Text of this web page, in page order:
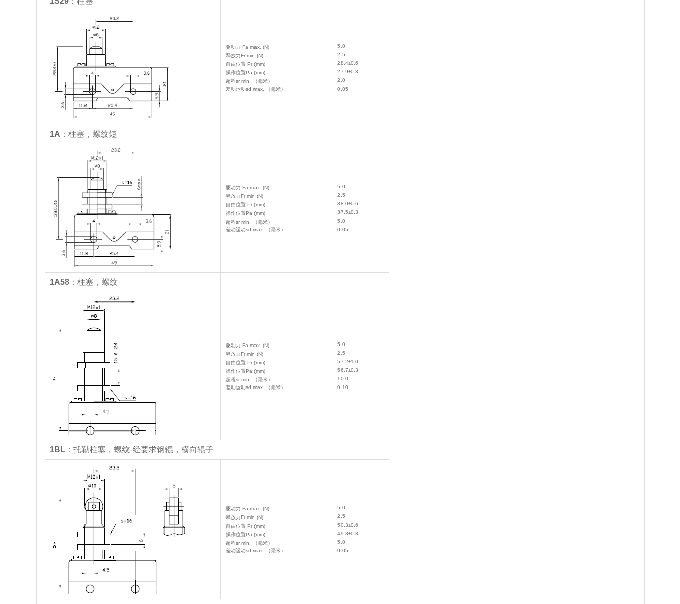
驱动力 Fa max. (N)
释放力Fr min (N)
自由位置 Pr (mm)
操作位置Pa (mm)
超程sr min. （毫米）
差动运动sd max. （毫米）
5.0
2.5
28.4±0.6
27.9±0.3
2.0
0.05
1A ：柱塞，螺纹短
驱动力 Fa max. (N)
释放力Fr min (N)
自由位置 Pr (mm)
操作位置Pa (mm)
超程sr min. （毫米）
差动运动sd max. （毫米）
5.0
2.5
38.0±0.6
37.5±0.3
5.0
0.05
1A58 ：柱塞，螺纹
驱动力 Fa max. (N)
释放力Fr min (N)
自由位置 Pr (mm)
操作位置Pa (mm)
超程sr min. （毫米）
差动运动sd max. （毫米）
5.0
2.5
57.2±1.0
56.7±0.3
10.0
0.10
1BL ：托勒柱塞，螺纹-经要求钢辊，横向辊子
驱动力 Fa max. (N)
释放力Fr min (N)
自由位置 Pr (mm)
操作位置Pa (mm)
超程sr min. （毫米）
差动运动sd max. （毫米）
5.0
2.5
50.3±0.6
49.8±0.3
5.0
0.05